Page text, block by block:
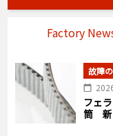
Factory
故障
フェ
筒 新